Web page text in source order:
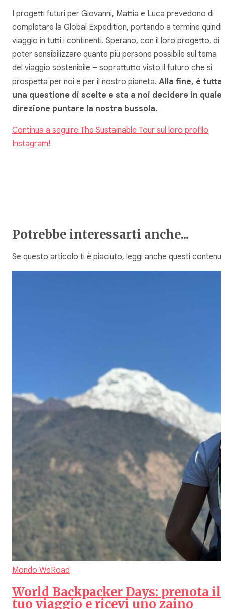
I progetti futuri per Giovanni, Mattia e Luca prevedono di
completare la Global Expedition, portando a termine quindi
viaggio in tutti i continenti. Sperano, con il loro progetto, di
poter sensibilizzare quante più persone possibile sul tema
del viaggio sostenibile – soprattutto visto il futuro che si
prospetta per noi e per il nostro pianeta. Alla fine, è tutta
una questione di scelte e sta a noi decidere in quale
direzione puntare la nostra bussola.
Continua a seguire The Sustainable Tour sul loro profilo
Instagram!
Potrebbe interessarti anche...
Se questo articolo ti è piaciuto, leggi anche questi
Mondo WeRoad
World Backpacker Days: prenota il
tuo viaggio e ricevi uno zaino